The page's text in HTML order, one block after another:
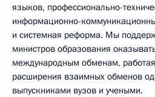
языков, профессионально-
информационно-
и системная реформа. Мы
министров образования
международным обменам,
расширения взаимных обменов
выпускниками вузов и учеными.